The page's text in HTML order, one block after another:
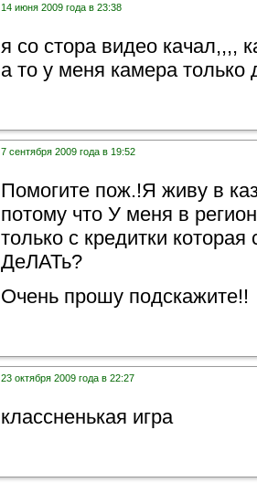
14 июня 2009 года в 23:38
я со стора видео качал,,,,
а то у меня камера только
7 сентября 2009 года в 19:52
Помогите пож.!Я живу в
потому что У меня в
только с кредитки
ДеЛАТь?
Очень прошу подскажите!!
23 октября 2009 года в 22:27
классненькая игра